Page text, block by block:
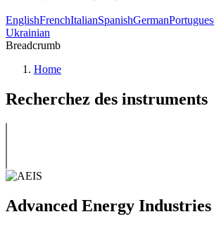
EnglishFrenchItalianSpanishGerman
Ukrainian
Breadcrumb
Home
Recherchez des instruments
Advanced Energy